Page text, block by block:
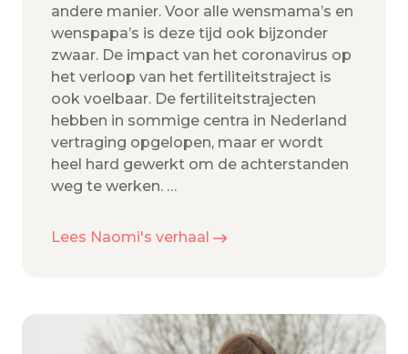
andere manier. Voor alle wensmama’s en
wenspapa’s is deze tijd ook bijzonder
zwaar. De impact van het coronavirus op
het verloop van het fertiliteitstraject is
ook voelbaar. De fertiliteitstrajecten
hebben in sommige centra in Nederland
vertraging opgelopen, maar er wordt
heel hard gewerkt om de achterstanden
weg te werken. …
Lees Naomi's verhaal